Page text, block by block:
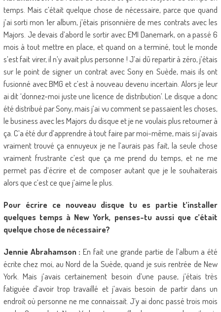
temps. Mais c’était quelque chose de nécessaire, parce que quand
j’ai sorti mon 1er album, j’étais prisonnière de mes contrats avec les
Majors. Je devais d’abord le sortir avec EMI Danemark, on a passé 6
mois à tout mettre en place, et quand on a terminé, tout le monde
s’est fait virer, il n’y avait plus personne ! J’ai dû repartir à zéro, j’étais
sur le point de signer un contrat avec Sony en Suède, mais ils ont
fusionné avec BMG et c’est à nouveau devenu incertain. Alors je leur
ai dit ‘donnez-moi juste une licence de distribution’. Le disque a donc
été distribué par Sony, mais j’ai vu comment se passaient les choses,
le business avec les Majors du disque et je ne voulais plus retourner à
ça. C’a été dur d’apprendre à tout faire par moi-même, mais si j’avais
vraiment trouvé ça ennuyeux je ne l’aurais pas fait, la seule chose
vraiment frustrante c’est que ça me prend du temps, et ne me
permet pas d’écrire et de composer autant que je le souhaiterais
alors que c’est ce que j’aime le plus.
Pour écrire ce nouveau disque tu es partie t’installer
quelques temps à New York, penses-tu aussi que c’était
quelque chose de nécessaire?
Jennie Abrahamson : En fait une grande partie de l’album a été
écrite chez moi, au Nord de la Suède, quand je suis rentrée de New
York. Mais j’avais certainement besoin d’une pause, j’étais très
fatiguée d’avoir trop travaillé et j’avais besoin de partir dans un
endroit où personne ne me connaissait. J’y ai donc passé trois mois